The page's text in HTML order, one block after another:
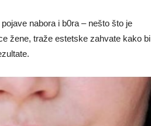
nabora i b0ra – nešto što je
žene, traže estetske zahvate kako bi